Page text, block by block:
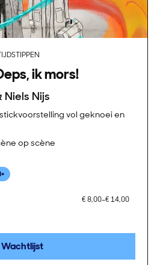
ik mors!
Niels Nijs
vol geknoei en
op scène
€ 8,00–€ 14,00
Wachtlijst